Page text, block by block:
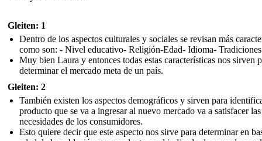
Gleiten: 1
Dentro de los aspectos culturales y sociales se revisan más
como son: - Nivel educativo- Religión-Edad- Idioma- Tradiciones
Muy bien Laura y entonces todas estas características nos sirven
determinar el mercado meta de un país.
Gleiten: 2
También existen los aspectos demográficos y sirven para
producto que se va a ingresar al nuevo mercado va a satisfacer las
necesidades de los consumidores.
Esto quiere decir que este aspecto nos sirve para determinar en